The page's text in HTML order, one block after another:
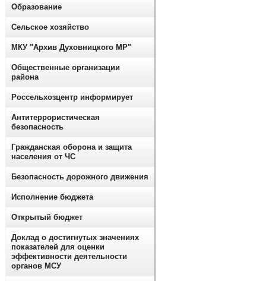
Образование
Сельское хозяйство
МКУ "Архив Духовницкого МР"
Общественные организации
района
Россельхозцентр информирует
Антитеррористическая
безопасность
Гражданская оборона и защита
населения от ЧС
Безопасность дорожного движения
Исполнение бюджета
Открытый бюджет
Доклад о достигнутых значениях
показателей для оценки
эффективности деятельности
органов МСУ